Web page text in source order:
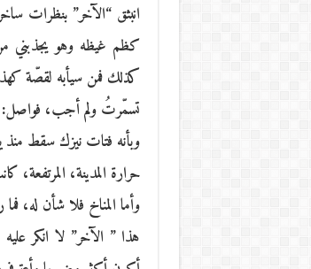
انبثق “الآخر” بنظرات
كظم غيظه وهو يجذبني
كذلك فمن سيأبه لقصّة
تسمّرتُ ولم أجب، فواصل:
وبأنه فتات نيزك سقط منذ
حرارة المدينة،
وأما المناخ فلا شأن له،
هذا ” الآخر” لا انكر